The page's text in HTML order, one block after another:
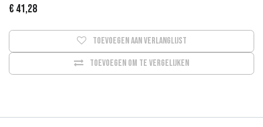
€ 41,28
Toevoegen om te vergelijken
Toevoegen aan verlanglijst